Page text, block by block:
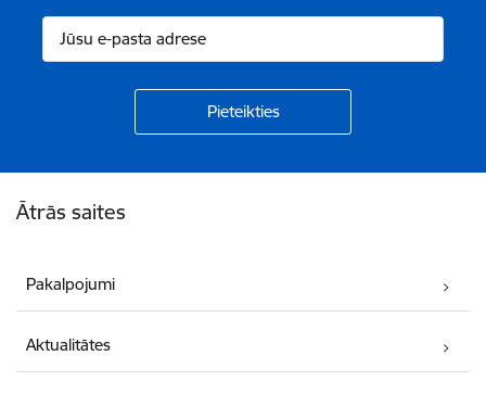
Ātrās saites
Pakalpojumi
Aktualitātes